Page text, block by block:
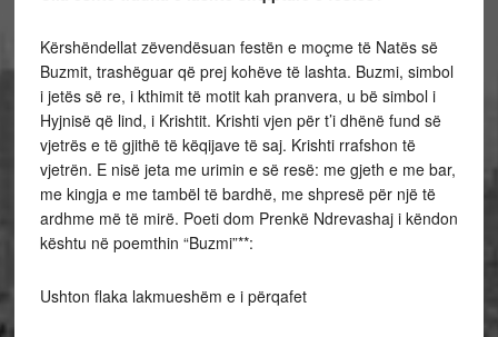
Kërshëndellat zëvendësuan festën e moçme të Natës së
Buzmit, trashëguar që prej kohëve të lashta. Buzmi, simbol
i jetës së re, i kthimit të motit kah pranvera, u bë simbol i
Hyjnisë që lind, i Krishtit. Krishti vjen për t’i dhënë fund së
vjetrës e të gjithë të këqijave të saj. Krishti rrafshon të
vjetrën. E nisë jeta me urimin e së resë: me gjeth e me bar,
me kingja e me tambël të bardhë, me shpresë për një të
ardhme më të mirë. Poeti dom Prenkë Ndrevashaj i këndon
kështu në poemthin “Buzmi”**:
Ushton flaka lakmueshëm e i përqafet